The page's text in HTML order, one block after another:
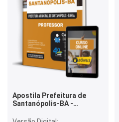
Apostila Prefeitura de
Santanópolis-BA -